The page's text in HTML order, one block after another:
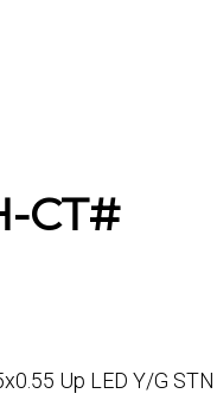
CT#
Up LED Y/G STN